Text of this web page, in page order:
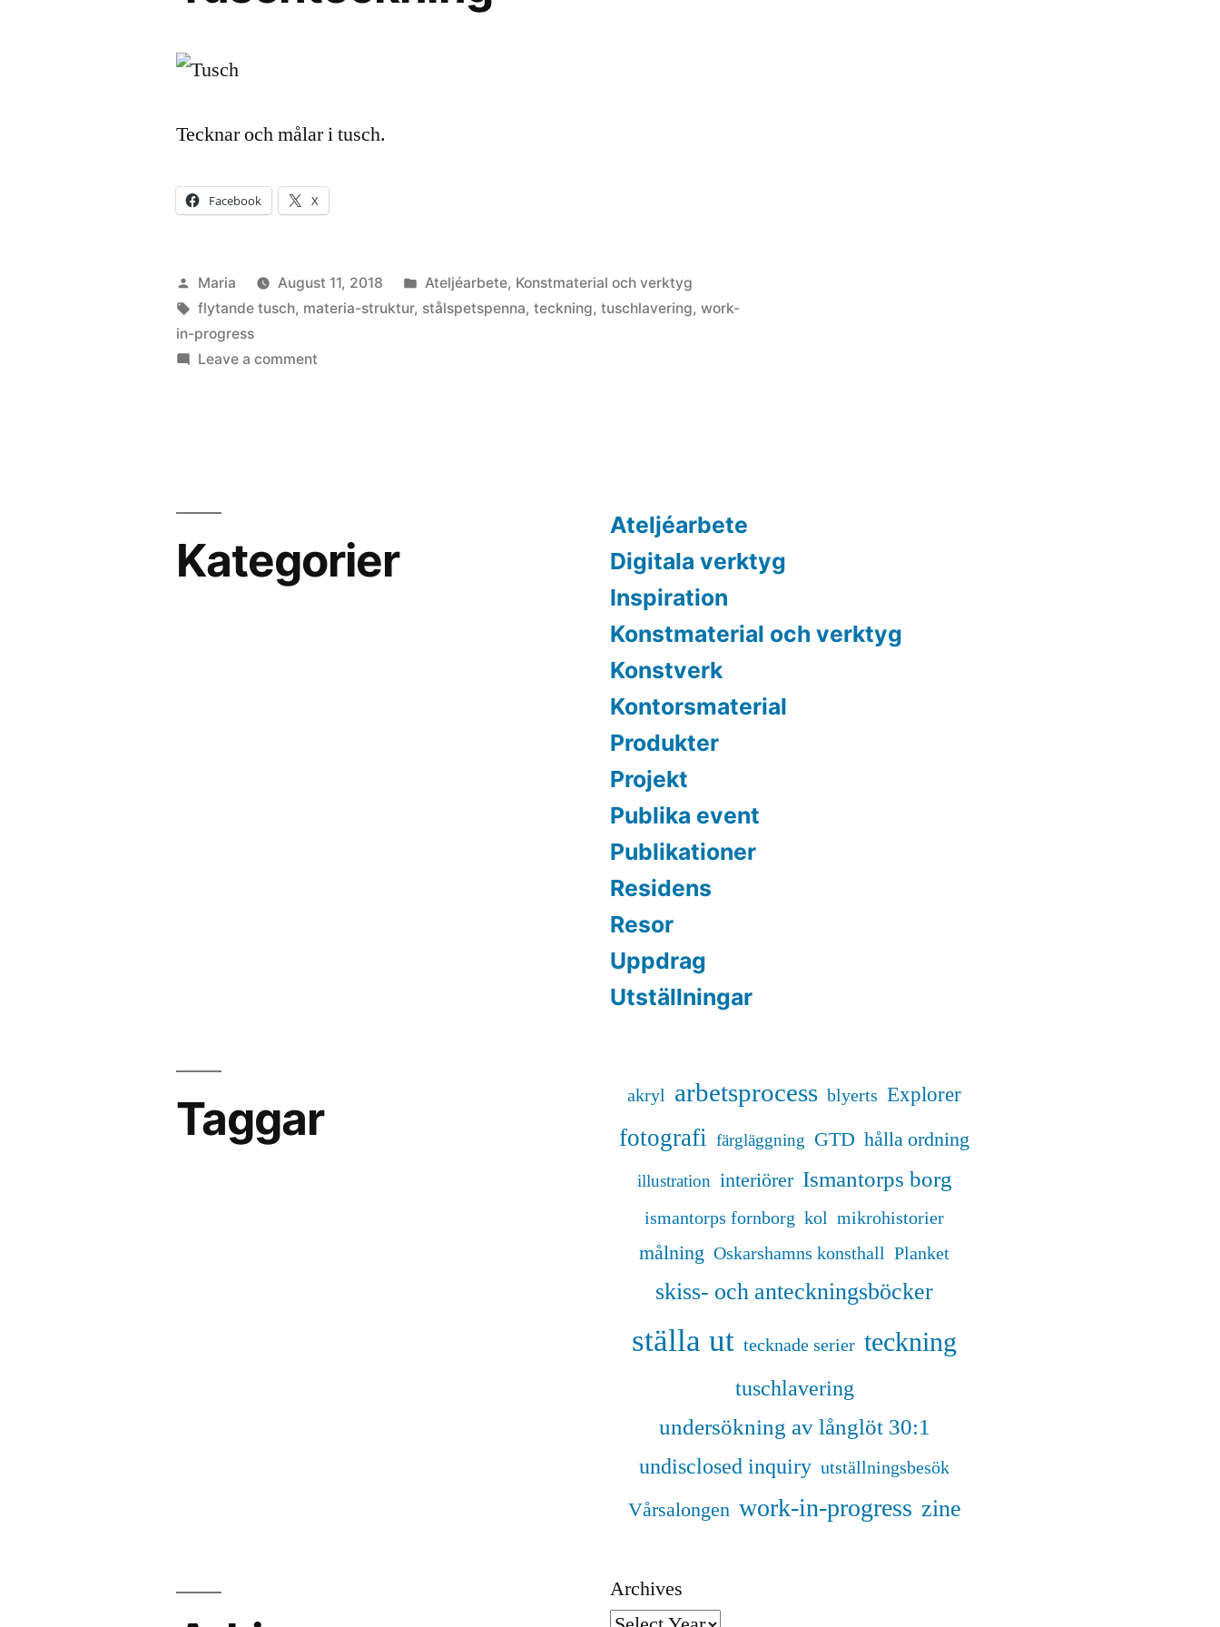
Tecknar och målar i tusch.
Facebook X
Posted
by
Maria August 11, 2018
Posted
in
Ateljéarbete, Konstmaterial och verktyg
Tags:
flytande tusch, materia-struktur, stålspetspenna,teckning,tuschlavering,work-
in-progress
Leave a comment
Kategorier
Ateljéarbete
Digitala verktyg
Inspiration
Konstmaterial och verktyg
Konstverk
Kontorsmaterial
Produkter
Projekt
Publika event
Publikationer
Residens
Resor
Uppdrag
Utställningar
Taggar akryl arbetsprocess blyerts Explorer
fotografi färgläggning GTD hålla ordning
illustration interiörer Ismantorps borg
ismantorps fornborg kol mikrohistorier
målning Oskarshamns konsthall Planket
skiss- och anteckningsböcker
ställa ut tecknade serier teckning
tuschlavering
undersökning av långlöt 30:1
undisclosed inquiry utställningsbesök
Vårsalongen work-in-progress zine
Archives